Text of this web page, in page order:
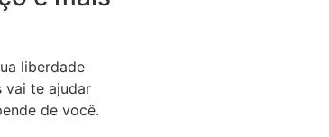
liberdade
vai te ajudar
de você.